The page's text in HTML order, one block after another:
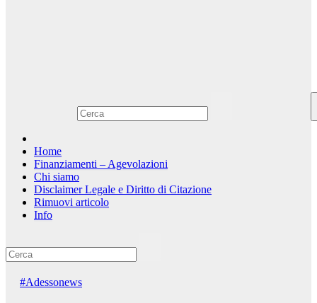
Home
Finanziamenti – Agevolazioni
Chi siamo
Disclaimer Legale e Diritto di Citazione
Rimuovi articolo
Info
#Adessonews